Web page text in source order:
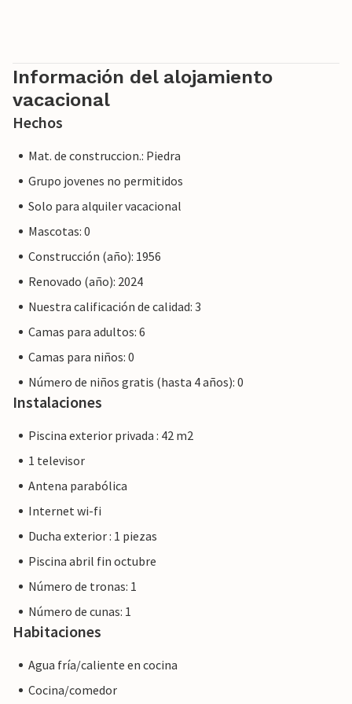
Información del alojamiento
vacacional
Hechos
Mat. de construccion.: Piedra
Grupo jovenes no permitidos
Solo para alquiler vacacional
Mascotas: 0
Construcción (año): 1956
Renovado (año): 2024
Nuestra calificación de calidad: 3
Camas para adultos: 6
Camas para niños: 0
Número de niños gratis (hasta 4 años): 0
Instalaciones
Piscina exterior privada : 42 m2
1 televisor
Antena parabólica
Internet wi-fi
Ducha exterior : 1 piezas
Piscina abril fin octubre
Número de tronas: 1
Número de cunas: 1
Habitaciones
Agua fría/caliente en cocina
Cocina/comedor